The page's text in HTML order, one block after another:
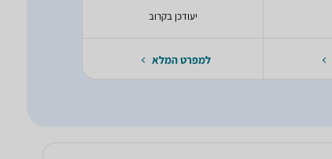
יעודכן בקרוב
למפרט המלא